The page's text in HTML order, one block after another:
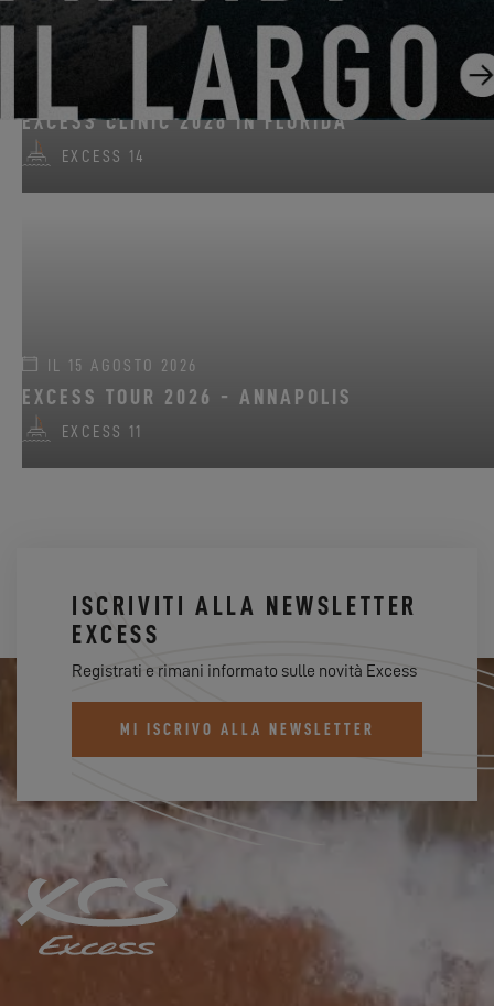
DAL 14 AGOSTO 2026 AL 16 AGOSTO 2026
EXCESS CLINIC 2026 IN FLORIDA
EXCESS 14
IL 15 AGOSTO 2026
EXCESS TOUR 2026 - ANNAPOLIS
EXCESS 11
ISCRIVITI ALLA NEWSLETTER
EXCESS
Registrati e rimani informato sulle novità Excess
MI ISCRIVO ALLA NEWSLETTER